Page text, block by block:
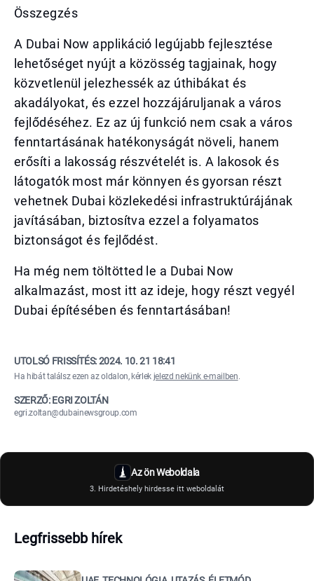
Összegzés
A Dubai Now applikáció legújabb fejlesztése
lehetőséget nyújt a közösség tagjainak, hogy
közvetlenül jelezhessék az úthibákat és
akadályokat, és ezzel hozzájáruljanak a város
fejlődéséhez. Ez az új funkció nem csak a város
fenntartásának hatékonyságát növeli, hanem
erősíti a lakosság részvételét is. A lakosok és
látogatók most már könnyen és gyorsan részt
vehetnek Dubai közlekedési infrastruktúrájának
javításában, biztosítva ezzel a folyamatos
biztonságot és fejlődést.
Ha még nem töltötted le a Dubai Now
alkalmazást, most itt az ideje, hogy részt vegyél
Dubai építésében és fenntartásában!
UTOLSÓ FRISSÍTÉS:2024. 10. 21 18:41
Ha hibát találsz ezen az oldalon, kérlek jelezd nekünk e-mailben.
SZERZŐ: EGRI ZOLTÁN
egri.zoltan@dubainewsgroup.com
Az ön Weboldala
3. Hirdetéshely hirdesse itt weboldalát
Legfrissebb hírek